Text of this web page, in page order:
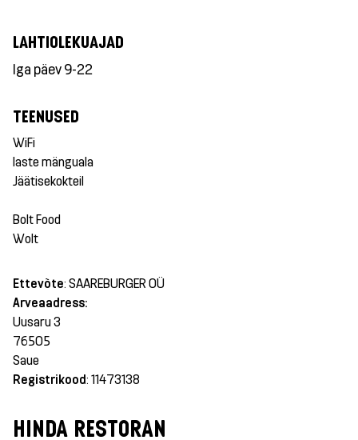
LAHTIOLEKUAJAD
Iga päev 9-22
TEENUSED
WiFi
laste mänguala
Jäätisekokteil
Bolt Food
Wolt
Ettevõte: SAAREBURGER OÜ
Arveaadress:
Uusaru 3
76505
Saue
Registrikood: 11473138
HINDA RESTORAN